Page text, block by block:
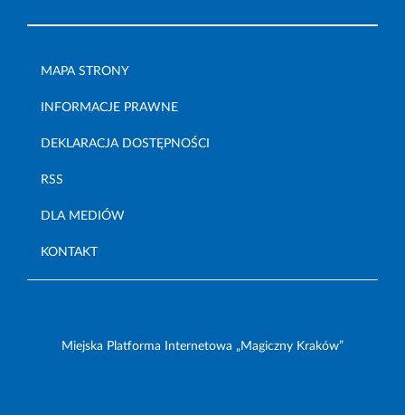
MAPA STRONY
INFORMACJE PRAWNE
DEKLARACJA DOSTĘPNOŚCI
RSS
DLA MEDIÓW
KONTAKT
Miejska Platforma Internetowa „Magiczny Kraków”